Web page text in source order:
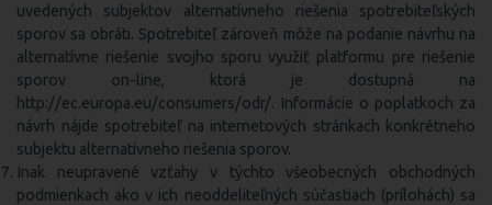
uvedených subjektov alternatívneho riešenia spotrebiteľských
sporov sa obráti. Spotrebiteľ zároveň môže na podanie návrhu na
alternatívne riešenie svojho sporu využiť platformu pre riešenie
sporov on-line, ktorá je dostupná na
http://ec.europa.eu/consumers/odr/. Informácie o poplatkoch za
návrh nájde spotrebiteľ na internetových stránkach konkrétneho
subjektu alternatívneho riešenia sporov.
Inak neupravené vzťahy v týchto všeobecných obchodných
podmienkach ako v ich neoddeliteľných súčastiach (prílohách) sa